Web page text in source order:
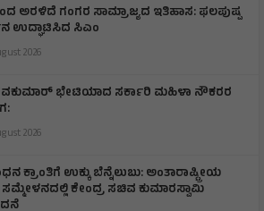
ಅರಳಿದೆ ಗಂಗರ ಸಾಮ್ರಾಜ್ಯದ ಇತಿಹಾಸ: ಫಲಪುಷ್ಪ
ಉದ್ಘಾಟಿಸಿದ ಸಿಎಂ
2026
ಭೇಟಿಯಾದ ಸರ್ಕಾರಿ ಮಹಿಳಾ ನೌಕರರ
2026
ಕ್ರಾಂತಿಗೆ ಉಕ್ಕು ಬೆನ್ನೆಲುಬು: ಅಂತಾರಾಷ್ಟ್ರೀಯ
ಕೇಂದ್ರ ಸಚಿವ ಕುಮಾರಸ್ವಾಮಿ